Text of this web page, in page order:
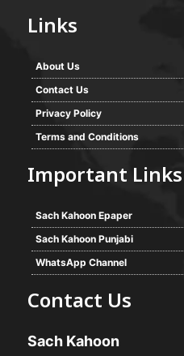
Links
About Us
Contact Us
Privacy Policy
Terms and Conditions
Important Links
Sach Kahoon Epaper
Sach Kahoon Punjabi
WhatsApp Channel
Contact Us
Sach Kahoon